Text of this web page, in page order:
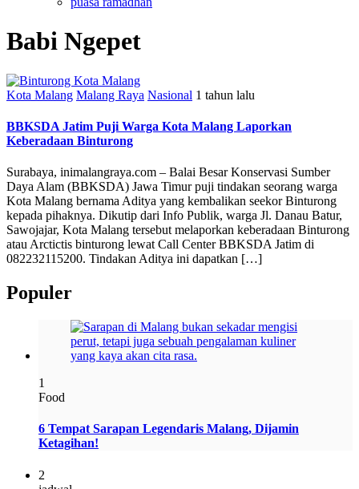
Babi Ngepet
Kota Malang Malang Raya Nasional 1 tahun lalu
BBKSDA Jatim Puji Warga Kota Malang Laporkan
Keberadaan Binturong
Surabaya, inimalangraya.com – Balai Besar Konservasi Sumber
Daya Alam (BBKSDA) Jawa Timur puji tindakan seorang warga
Kota Malang bernama Aditya yang kembalikan seekor Binturong
kepada pihaknya. Dikutip dari Info Publik, warga Jl. Danau Batur,
Sawojajar, Kota Malang tersebut melaporkan keberadaan Binturong
atau Arctictis binturong lewat Call Center BBKSDA Jatim di
082232115200. Tindakan Aditya ini dapatkan […]
Populer
1
Food
6 Tempat Sarapan Legendaris Malang, Dijamin
Ketagihan!
2